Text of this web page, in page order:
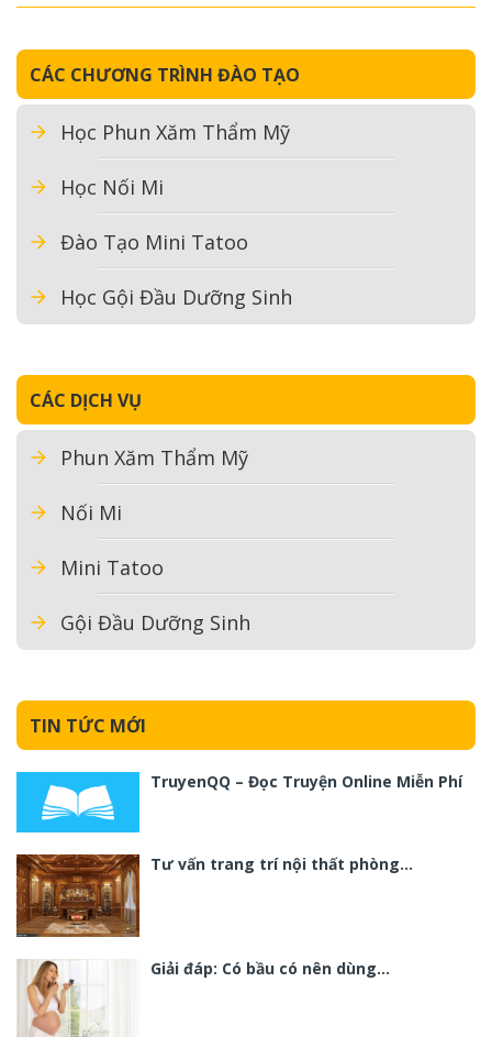
CÁC CHƯƠNG TRÌNH ĐÀO TẠO
Học Phun Xăm Thẩm Mỹ
Học Nối Mi
Đào Tạo Mini Tatoo
Học Gội Đầu Dưỡng Sinh
CÁC DỊCH VỤ
Phun Xăm Thẩm Mỹ
Nối Mi
Mini Tatoo
Gội Đầu Dưỡng Sinh
TIN TỨC MỚI
TruyenQQ – Đọc Truyện Online Miễn Phí
Tư vấn trang trí nội thất phòng…
Giải đáp: Có bầu có nên dùng…